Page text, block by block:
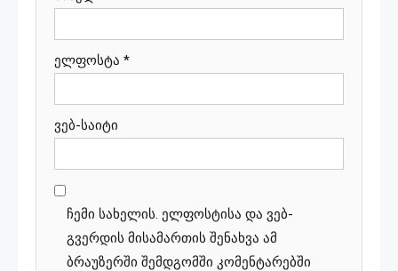
ელფოსტა *
ვებ-საიტი
ჩემი სახელის. ელფოსტისა და ვებ-
გვერდის მისამართის შენახვა ამ
ბრაუზერში შემდგომში კომენტარებში